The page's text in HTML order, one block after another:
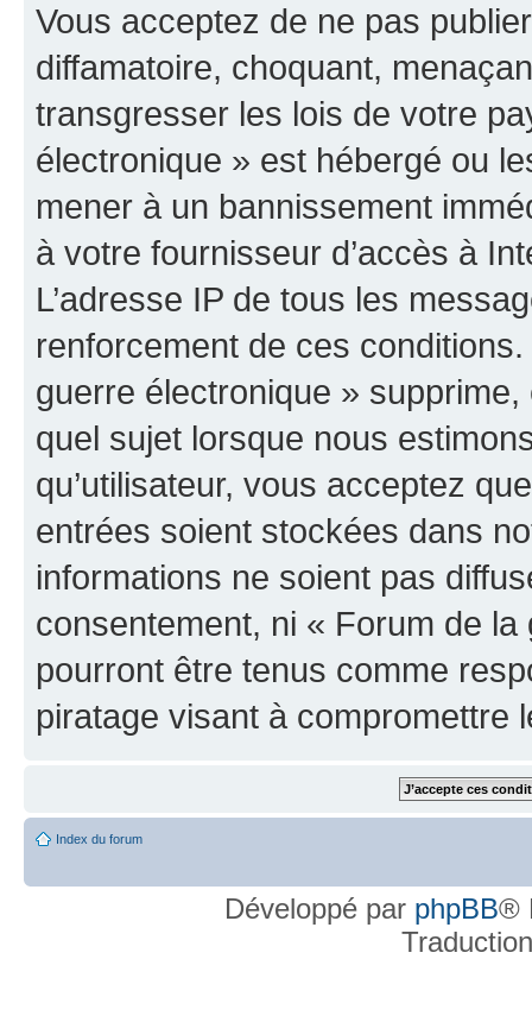
Vous acceptez de ne pas
diffamatoire, choquant,
transgresser les lois de votre
électronique » est hébergé ou
mener à un bannissement
à votre fournisseur d’accès à
L’adresse IP de tous les
renforcement de ces
guerre électronique »
quel sujet lorsque nous
qu’utilisateur, vous acceptez
entrées soient stockées dans
informations ne soient pas
consentement, ni « Forum de
pourront être tenus comme
piratage visant à compromettre
Index du forum
Développé par phpBB®